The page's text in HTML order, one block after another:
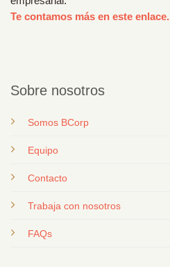
Te contamos más en este enlace.
Sobre nosotros
Somos BCorp
Equipo
Contacto
Trabaja con nosotros
FAQs